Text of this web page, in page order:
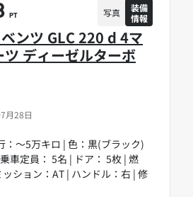
月28日
ンツ GLC 220 d 4マ
ディーゼルターボ
：～5万キロ | 色：黒(ブラック)
車定員： 5名 | ドア： 5枚 | 燃
ション：AT | ハンドル：右 | 修
PT 写真
装備
情報